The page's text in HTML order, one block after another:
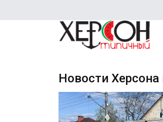
Новости Херсона